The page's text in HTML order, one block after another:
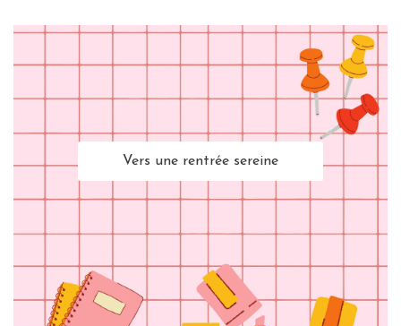
Vers une rentrée sereine